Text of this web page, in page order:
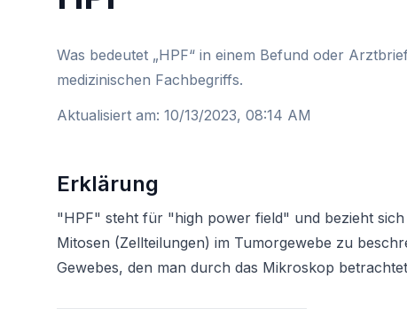
Was bedeutet „HPF“ in einem Befund oder
medizinischen Fachbegriffs.
Aktualisiert am: 10/13/2023, 08:14 AM
Erklärung
"HPF" steht für "high power field" und bezieht
Mitosen (Zellteilungen) im Tumorgewebe zu
Gewebes, den man durch das Mikroskop